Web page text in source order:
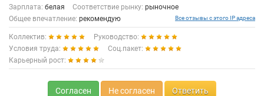
Зарплата: белая Соответствие рынку: рыночное
Общее впечатление: рекомендую Все отзывы с этого IP адреса
Коллектив:
Руководство:
Условия труда:
Соц.пакет:
Карьерный рост:
Согласен Не согласен Ответить